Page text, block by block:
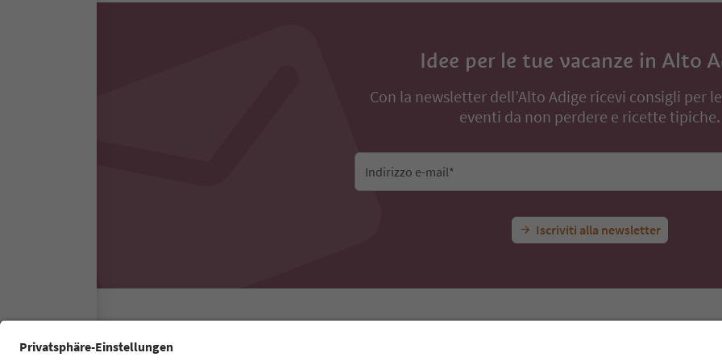
Idee per le tue vacanze in Alto
Con la newsletter dell’Alto Adige ricevi consigli per
eventi da non perdere e ricette tipiche.
Indirizzo e-mail*
Iscriviti alla newsletter